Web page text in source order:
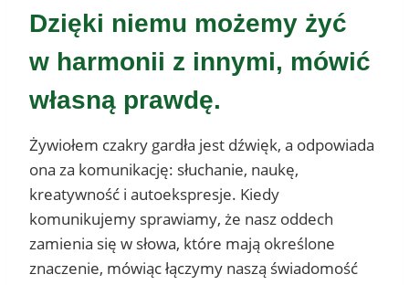
Dzięki niemu możemy żyć
w harmonii z innymi, mówić
własną prawdę.
Żywiołem czakry gardła jest dźwięk, a odpowiada
ona za komunikację: słuchanie, naukę,
kreatywność i autoekspresje. Kiedy
komunikujemy sprawiamy, że nasz oddech
zamienia się w słowa, które mają określone
znaczenie, mówiąc łączymy naszą świadomość